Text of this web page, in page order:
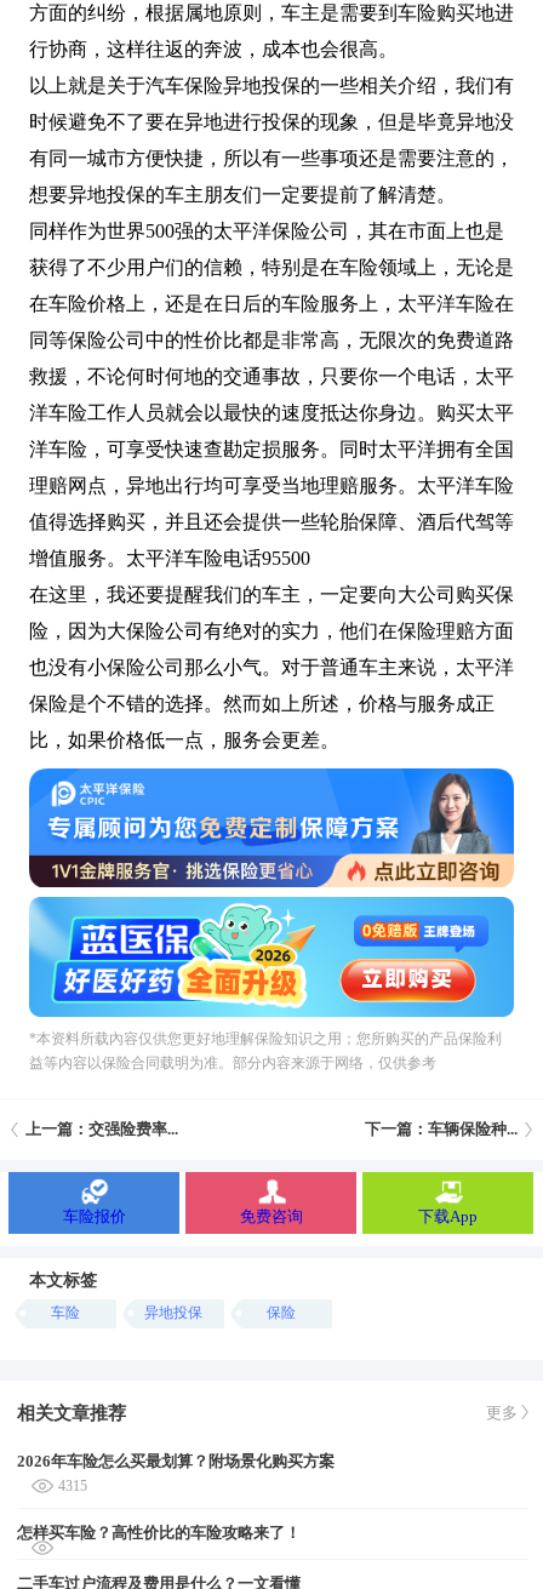
方面的纠纷，根据属地原则，车主是需要到车险购买地进
行协商，这样往返的奔波，成本也会很高。
以上就是关于汽车保险异地投保的一些相关介绍，我们有
时候避免不了要在异地进行投保的现象，但是毕竟异地没
有同一城市方便快捷，所以有一些事项还是需要注意的，
想要异地投保的车主朋友们一定要提前了解清楚。
同样作为世界500强的太平洋保险公司，其在市面上也是
获得了不少用户们的信赖，特别是在车险领域上，无论是
在车险价格上，还是在日后的车险服务上，太平洋车险在
同等保险公司中的性价比都是非常高，无限次的免费道路
救援，不论何时何地的交通事故，只要你一个电话，太平
洋车险工作人员就会以最快的速度抵达你身边。购买太平
洋车险，可享受快速查勘定损服务。同时太平洋拥有全国
理赔网点，异地出行均可享受当地理赔服务。太平洋车险
值得选择购买，并且还会提供一些轮胎保障、酒后代驾等
增值服务。太平洋车险电话95500
在这里，我还要提醒我们的车主，一定要向大公司购买保
险，因为大保险公司有绝对的实力，他们在保险理赔方面
也没有小保险公司那么小气。对于普通车主来说，太平洋
保险是个不错的选择。然而如上所述，价格与服务成正
比，如果价格低一点，服务会更差。
*本资料所载內容仅供您更好地理解保险知识之用；您所购买的产品保险利
益等内容以保险合同载明为准。部分内容来源于网络，仅供参考
上一篇：交强险费率... 下一篇：车辆保险种...
车险报价 免费咨询 下载App
本文标签
车险 异地投保 保险
相关文章推荐 更多
2026年车险怎么买最划算？附场景化购买方案
4315
怎样买车险？高性价比的车险攻略来了！
二手车过户流程及费用是什么？一文看懂